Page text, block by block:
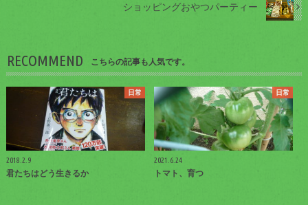
ショッピングおやつパーティー
RECOMMEND こちらの記事も人気です。
日常
2018.2.9
君たちはどう生きるか
日常
2021.6.24
トマト、育つ